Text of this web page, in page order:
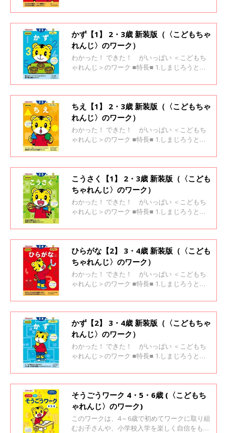
場面がいっぱい 3.「わかった！」「できた！」
が自信になります
かず【1】 2・3歳 新装版（〈こどもちゃ
れんじ〉のワーク）
わかった！ できた！ がいっぱい ＜こどもち
ゃれんじ＞のワーク ■特長■ 1.しまじろうと一
場面がいっぱい 3.「わかった！」「できた！」
が自信になります
ちえ【1】 2・3歳 新装版（〈こどもちゃ
れんじ〉のワーク）
わかった！ できた！ がいっぱい ＜こどもち
ゃれんじ＞のワーク ■特長■ 1.しまじろうと一
場面がいっぱい 3.「わかった！」「できた！」
が自信になります
こうさく【1】 2・3歳 新装版（〈こども
ちゃれんじ〉のワーク）
わかった！ できた！ がいっぱい ＜こどもち
ゃれんじ＞のワーク ■特長■ 1.しまじろうと一
場面がいっぱい 3.「わかった！」「できた！」
が自信になります
ひらがな【2】 3・4歳 新装版（〈こども
ちゃれんじ〉のワーク）
わかった！ できた！ がいっぱい ＜こどもち
ゃれんじ＞のワーク ■特長■ 1.しまじろうと一
場面がいっぱい 3.「わかった！」「できた！」
が自信になります
かず【2】 3・4歳 新装版（〈こどもちゃ
れんじ〉のワーク）
わかった！ できた！ がいっぱい ＜こどもち
ゃれんじ＞のワーク ■特長■ 1.しまじろうと一
場面がいっぱい 3.「わかった！」「できた！」
が自信になります
そうごうワーク 4・5・6歳 (〈こどもち
ゃれんじ〉のワーク)
このワークは、4～6歳で初めてワークに取り組
むお子さんや、小学校入学を楽しく自信をもっ